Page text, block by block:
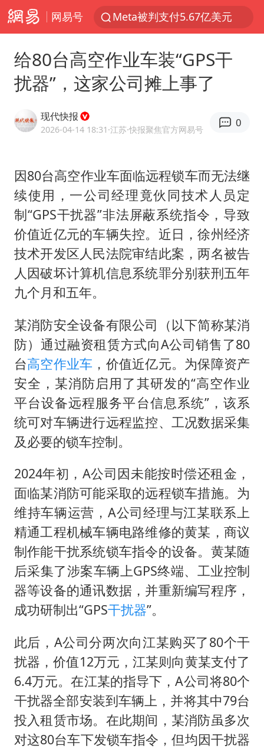
网易号
Meta被判支付5.67亿美元
中国稀土盘中涨停
日本广岛民众举行游行反对政府行径
日韩股市高开跳水 SK海力士下挫转跌
台风白海豚最新路径研判来了
OpenAI为免费用户升级GPT-5.6 Luna
粉笔发布“自曝式”公开信
女子利用漏洞0元薅走3000多件家电
现代版摸金校尉落网查获400多枚古币
毛宁转发梯田音乐会视频海外网友赞叹
奋进开新局 实干挑大梁
给80台高空作业车装“GPS干
扰器”，这家公司摊上事了
现代快报
2026-04-14 18:31 ·江苏·快报聚焦官方网易号
0
因80台高空作业车面临远程锁车而无法继
续使用，一公司经理竟伙同技术人员定
制“GPS干扰器”非法屏蔽系统指令，导致
价值近亿元的车辆失控。近日，徐州经济
技术开发区人民法院审结此案，两名被告
人因破坏计算机信息系统罪分别获刑五年
九个月和五年。
某消防安全设备有限公司（以下简称某消
防）通过融资租赁方式向A公司销售了80
台高空作业车 ，价值近亿元。为保障资产
安全，某消防启用了其研发的“高空作业
平台设备远程服务平台信息系统”，该系
统可对车辆进行远程监控、工况数据采集
及必要的锁车控制。
2024年初，A公司因未能按时偿还租金，
面临某消防可能采取的远程锁车措施。为
维持车辆运营，A公司经理与江某联系上
精通工程机械车辆电路维修的黄某，商议
制作能干扰系统锁车指令的设备。黄某随
后采集了涉案车辆上GPS终端、工业控制
器等设备的通讯数据，并重新编写程序，
成功研制出“GPS干扰器”。
此后，A公司分两次向江某购买了80个干
扰器，价值12万元，江某则向黄某支付了
6.4万元。在江某的指导下，A公司将80个
干扰器全部安装到车辆上，并将其中79台
投入租赁市场。在此期间，某消防虽多次
对这80台车下发锁车指令，但均因干扰器